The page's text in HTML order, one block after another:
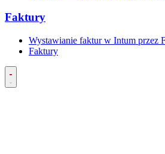
Faktury
Wystawianie faktur w Intum przez
Faktury